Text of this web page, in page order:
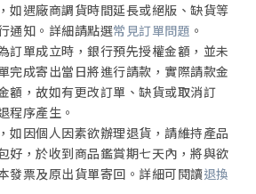
如遇廠商調貨時間延長或絕版、缺貨等
通知。詳細請點選常見訂單問題 。
訂單成立時，銀行預先授權金額，並未
完成寄出當日將進行請款，實際請款金
額，故如有更改訂單、缺貨或取消訂
程序產生。
如因個人因素欲辦理退貨，請維持產品
好，於收到商品鑑賞期七天內，將與欲
發票及原出貨單寄回。詳細可閱讀退換